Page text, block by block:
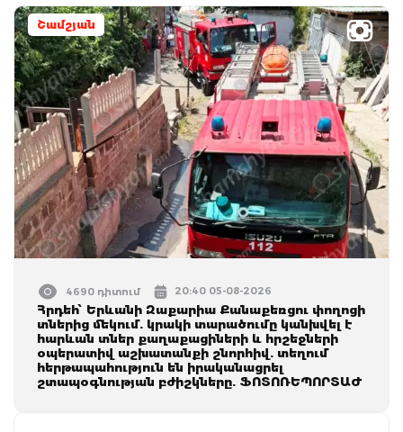
Շամշյան
4690 դիտում 20:40 05-08-2026
Հրդեհ՝ Երևանի Զաքարիա Քանաքեռցու փողոցի
տներից մեկում. կրակի տարածումը կանխվել է
հարևան տներ քաղաքացիների և հրշեջների
օպերատիվ աշխատանքի շնորհիվ. տեղում
հերթապահություն են իրականացրել
շտապօգնության բժիշկները. ՖՈՏՈՌԵՊՈՐՏԱԺ